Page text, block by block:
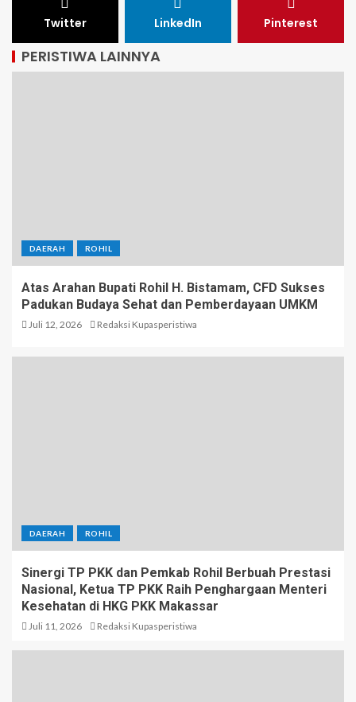
Twitter LinkedIn Pinterest
PERISTIWA LAINNYA
DAERAH ROHIL
Atas Arahan Bupati Rohil H. Bistamam, CFD Sukses
Padukan Budaya Sehat dan Pemberdayaan UMKM
Juli 12, 2026 Redaksi Kupasperistiwa
DAERAH ROHIL
Sinergi TP PKK dan Pemkab Rohil Berbuah Prestasi
Nasional, Ketua TP PKK Raih Penghargaan Menteri
Kesehatan di HKG PKK Makassar
Juli 11, 2026 Redaksi Kupasperistiwa